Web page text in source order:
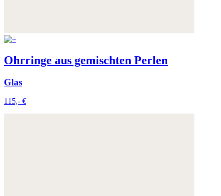
Ohrringe aus gemischten Perlen
Glas
115,- €